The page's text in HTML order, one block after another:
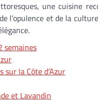
une cuisine
l’opulence et de la
semaines
sur la Côte d’Azur
et Lavandin